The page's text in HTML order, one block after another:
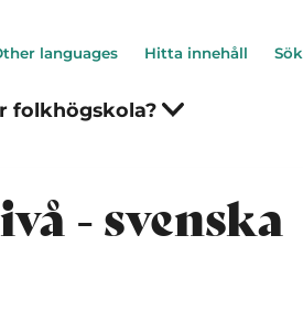
folkhögskola?
languages Hitta innehåll Sök
- svenska